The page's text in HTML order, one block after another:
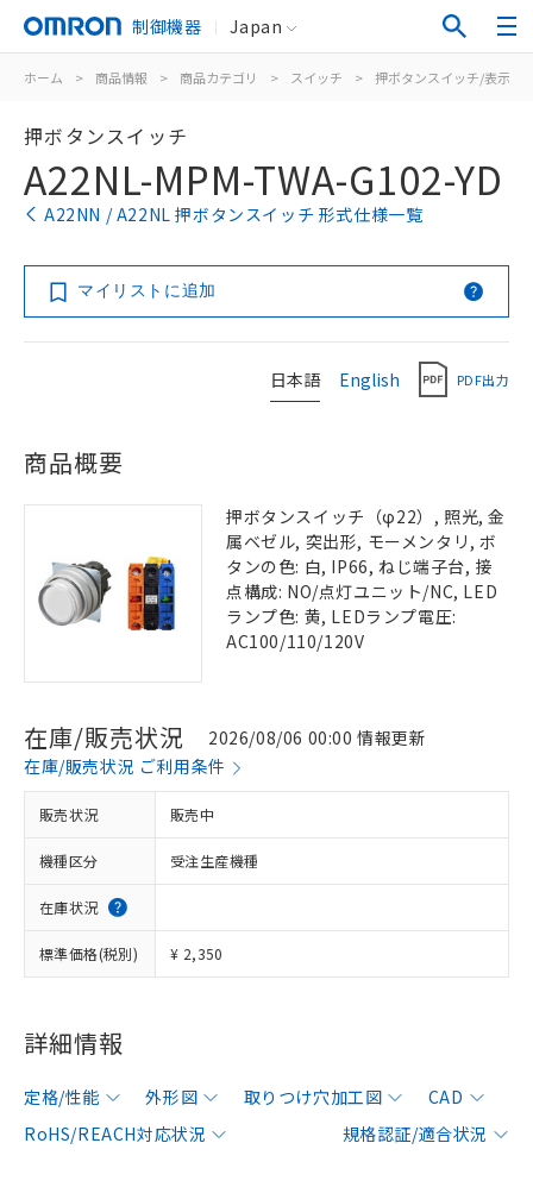
制御機器 Japan
ホーム > 商品情報 > 商品カテゴリ > スイッチ > 押ボタンスイッチ/表示灯
押ボタンスイッチ
A22NL-MPM-TWA-G102-YD
A22NN / A22NL 押ボタンスイッチ 形式仕様一覧
マイリストに追加
日本語 English PDF出力
商品概要
押ボタンスイッチ（φ22）, 照光, 金
属ベゼル, 突出形, モーメンタリ, ボ
タンの色: 白, IP66, ねじ端子台, 接
点構成: NO/点灯ユニット/NC, LED
ランプ色: 黄, LEDランプ電圧:
AC100/110/120V
在庫/販売状況
2026/08/06 00:00 情報更新
在庫/販売状況 ご利用条件
販売状況 販売中
機種区分 受注生産機種
在庫状況
標準価格(税別) ¥ 2,350
詳細情報
定格/性能 外形図 取りつけ穴加工図
CAD
RoHS/REACH対応状況
規格認証/適合状況